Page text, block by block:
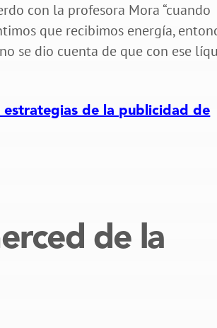
con la profesora Mora “cuando
que recibimos energía,
se dio cuenta de que con ese
estrategias de la publicidad de
de la